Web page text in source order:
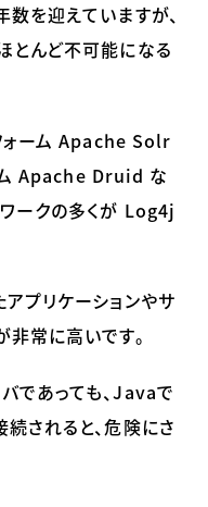
を迎えていますが、
とんど不可能になる
ーム Apache Solr
Apache Druid な
ークの多くが Log4j
プリケーションやサ
常に高いです。
であっても、Javaで
されると、危険にさ